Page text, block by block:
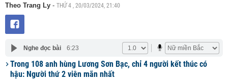
Theo Trang Ly - THỨ 4 , 20/03/2024, 21:40
Nghe đọc bài 6:23
Trong 108 anh hùng Lương Sơn Bạc, chỉ 4 người kết thúc có
hậu: Người thứ 2 viên mãn nhất